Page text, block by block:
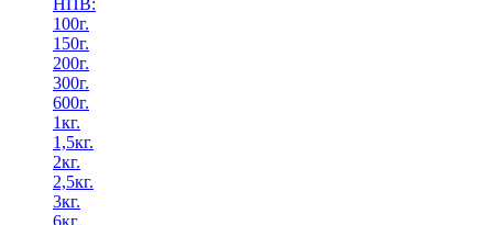
НПВ:
100г.
150г.
200г.
300г.
600г.
1кг.
1,5кг.
2кг.
2,5кг.
3кг.
6кг.